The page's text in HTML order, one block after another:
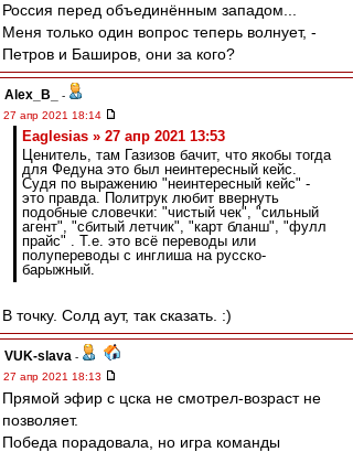
Россия перед объединённым западом...
Меня только один вопрос теперь волнует, -
Петров и Баширов, они за кого?
Alex_B_
-
27 апр 2021 18:14
Eaglesias » 27 апр 2021 13:53
Ценитель, там Газизов бачит, что якобы тогда
для Федуна это был неинтересный кейс.
Судя по выражению "неинтересный кейс" -
это правда. Политрук любит ввернуть
подобные словечки: "чистый чек", "сильный
агент", "сбитый летчик", "карт бланш", "фулл
прайс" . Т.е. это всё переводы или
полупереводы с инглиша на русско-
барыжный.
В точку. Солд аут, так сказать. :)
VUK-slava -
27 апр 2021 18:13
Прямой эфир с цска не смотрел-возраст не
позволяет.
Победа порадовала, но игра команды